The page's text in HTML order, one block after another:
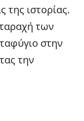
της ιστορίας.
των
στην
την